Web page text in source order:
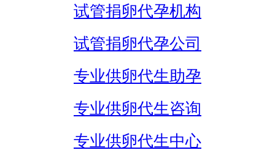
试管捐卵代孕机构
试管捐卵代孕公司
专业供卵代生助孕
专业供卵代生咨询
专业供卵代生中心